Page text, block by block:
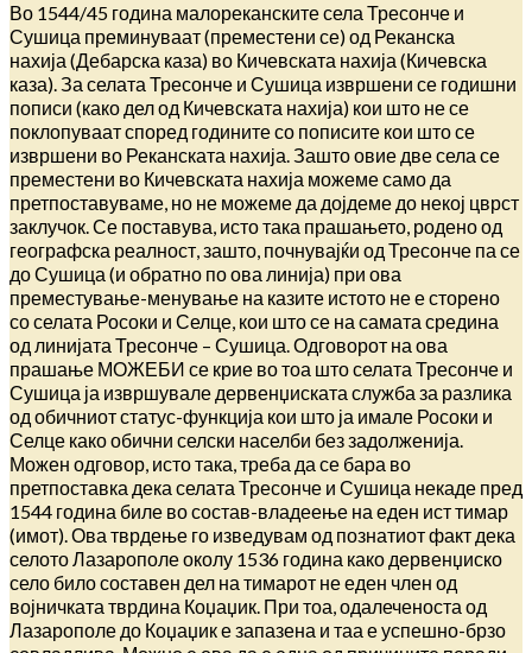
Во 1544/45 година малореканските села Тресонче и
Сушица преминуваат (преместени се) од Реканска
нахија (Дебарска каза) во Кичевската нахија (Кичевска
каза). За селата Тресонче и Сушица извршени се годишни
пописи (како дел од Кичевската нахија) кои што не се
поклопуваат според годините со пописите кои што се
извршени во Реканската нахија. Зашто овие две села се
преместени во Кичевската нахија можеме само да
претпоставуваме, но не можеме да дојдеме до некој цврст
заклучок. Се поставува, исто така прашањето, родено од
географска реалност, зашто, почнувајќи од Тресонче па се
до Сушица (и обратно по ова линија) при ова
преместување-менување на казите истото не е сторено
со селата Росоки и Селце, кои што се на самата средина
од линијата Тресонче – Сушица. Одговорот на ова
прашање МОЖЕБИ се крие во тоа што селата Тресонче и
Сушица ја извршувале дервенџиската служба за разлика
од обичниот статус-функција кои што ја имале Росоки и
Селце како обични селски населби без задолженија.
Можен одговор, исто така, треба да се бара во
претпоставка дека селата Тресонче и Сушица некаде пред
1544 година биле во состав-владеење на еден ист тимар
(имот). Ова тврдење го изведувам од познатиот факт дека
селото Лазарополе околу 1536 година како дервенџиско
село било составен дел на тимарот не еден член од
војничката тврдина Коџаџик. При тоа, одалеченоста од
Лазарополе до Коџаџик е запазена и таа е успешно-брзо